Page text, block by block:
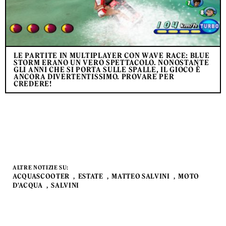
LE PARTITE IN MULTIPLAYER CON WAVE RACE: BLUE
STORM ERANO UN VERO SPETTACOLO. NONOSTANTE
GLI ANNI CHE SI PORTA SULLE SPALLE, IL GIOCO È
ANCORA DIVERTENTISSIMO. PROVARE PER
CREDERE!
ALTRE NOTIZIE SU:
ACQUASCOOTER ESTATE MATTEO SALVINI
MOTO
D'ACQUA
SALVINI